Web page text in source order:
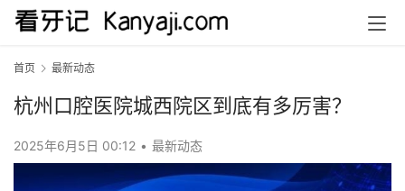
首页 最新动态
杭州口腔医院城西院区到底有多厉害？
2025年6月5日 00:12 • 最新动态